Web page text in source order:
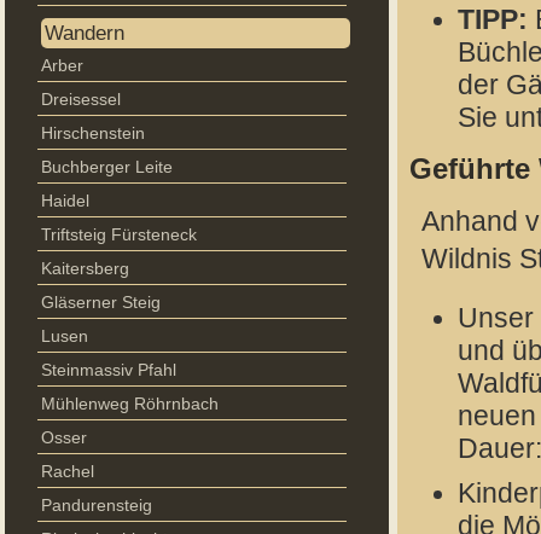
Wandern
Arber
Dreisessel
Hirschenstein
Buchberger Leite
Haidel
Triftsteig Fürsteneck
Kaitersberg
Gläserner Steig
Lusen
Steinmassiv Pfahl
Mühlenweg Röhrnbach
Osser
Rachel
Pandurensteig
TIPP:
der
Sie
Geführte
Anhand
Wildnis
Unser
und
die